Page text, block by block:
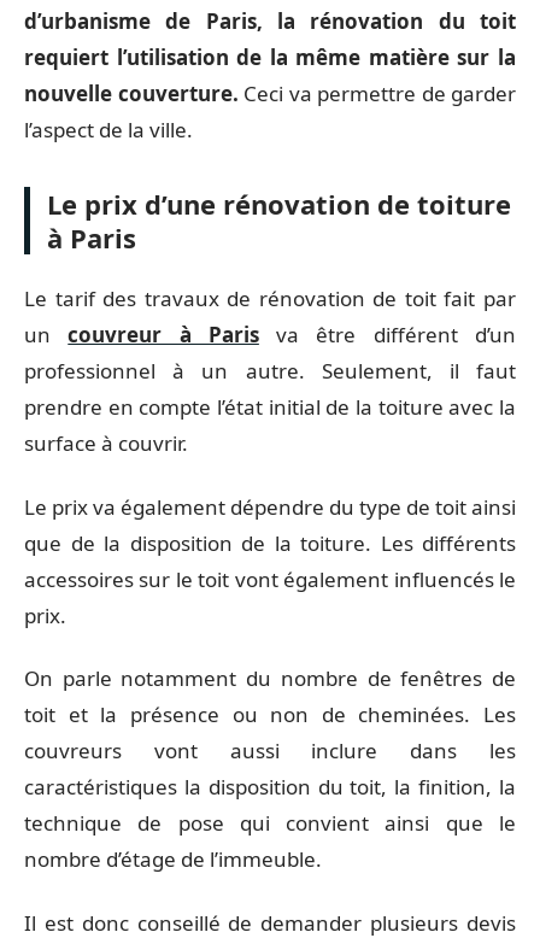
d’urbanisme de Paris, la rénovation du toit
requiert l’utilisation de la même matière sur la
nouvelle couverture. Ceci va permettre de garder
l’aspect de la ville.
Le prix d’une rénovation de toiture
à Paris
Le tarif des travaux de rénovation de toit fait par
uncouvreur à Parisva être différent d’un
professionnel à un autre. Seulement, il faut
prendre en compte l’état initial de la toiture avec la
surface à couvrir.
Le prix va également dépendre du type de toit ainsi
que de la disposition de la toiture. Les différents
accessoires sur le toit vont également influencés le
prix.
On parle notamment du nombre de fenêtres de
toit et la présence ou non de cheminées. Les
couvreurs vont aussi inclure dans les
caractéristiques la disposition du toit, la finition, la
technique de pose qui convient ainsi que le
nombre d’étage de l’immeuble.
Il est donc conseillé de demander plusieurs devis